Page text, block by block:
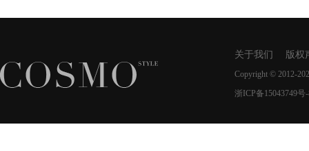
关于我们 版权
Copyright © 2012-
浙ICP备15043749